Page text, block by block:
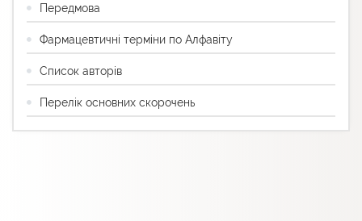
Передмова
Фармацевтичні терміни по Алфавіту
Список авторів
Перелік основних скорочень